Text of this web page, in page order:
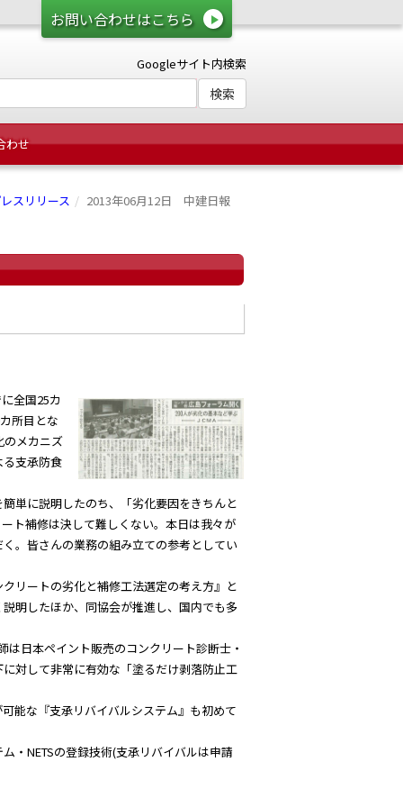
お問い合わせはこちら
Googleサイト内検索
わせ
スリリース 2013年06月12日 中建日報
全国25カ
所目とな
のメカニズ
支承防食
単に説明したのち、「劣化要因をきちんと
ト補修は決して難しくない。本日は我々が
。皆さんの業務の組み立ての参考としてい
リートの劣化と補修工法選定の考え方』と
明したほか、同協会が推進し、国内でも多
日本ペイント販売のコンクリート診断士・
対して非常に有効な「塗るだけ剥落防止工
能な『支承リバイバルシステム』も初めて
・NETSの登録技術(支承リバイバルは申請